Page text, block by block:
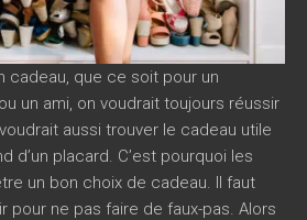
cadeau, que ce soit pour un
un ami, on voudrait toujours réussir
aussi trouver le cadeau utile
d’un placard. C’est pourquoi les
un bon choix de cadeau. Il faut
pour ne pas faire de faux-pas. Alors